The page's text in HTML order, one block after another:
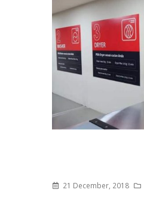
21 December, 2018